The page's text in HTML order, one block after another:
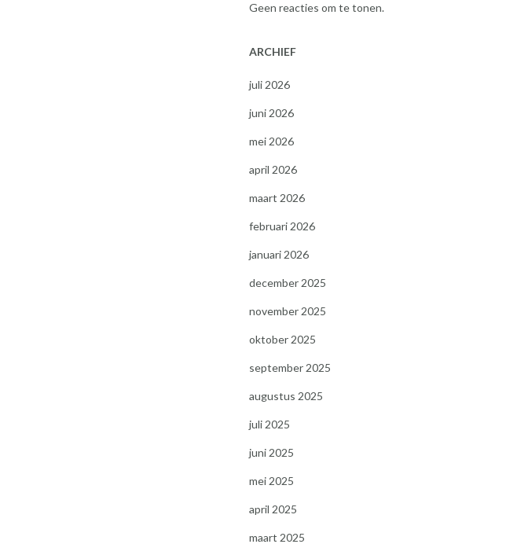
Geen reacties om te tonen.
ARCHIEF
juli 2026
juni 2026
mei 2026
april 2026
maart 2026
februari 2026
januari 2026
december 2025
november 2025
oktober 2025
september 2025
augustus 2025
juli 2025
juni 2025
mei 2025
april 2025
maart 2025